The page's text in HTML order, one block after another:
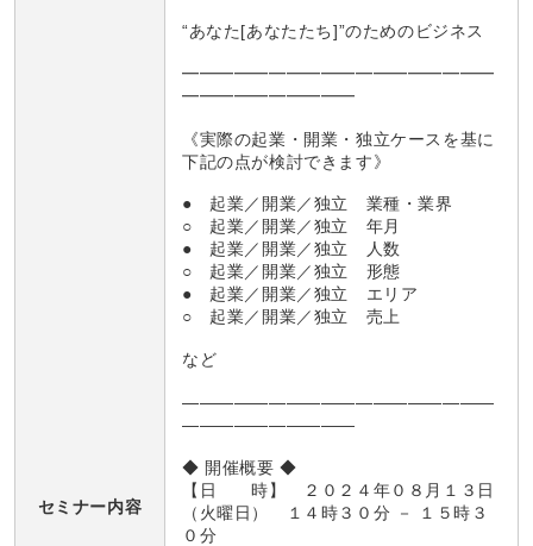
セミナー内容
“あなた[あなたたち]”のためのビジネス
━━━━━━━━━━━━━━━━━━
━━━━━━━━━━
《実際の起業・開業・独立ケースを基に
下記の点が検討できます》
● 起業／開業／独立 業種・業界
○ 起業／開業／独立 年月
● 起業／開業／独立 人数
○ 起業／開業／独立 形態
● 起業／開業／独立 エリア
○ 起業／開業／独立 売上
など
――――――――――――――――――
――――――――――
◆ 開催概要 ◆
【日 時】 ２０２４年０８月１３日
（火曜日） １４時３０分 － １５時３
０分